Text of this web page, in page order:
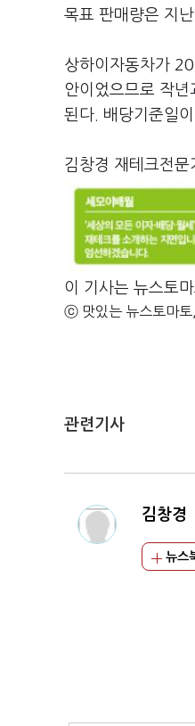
목표 판매량은 지
상하이자동차가
안이었으므로 작
된다. 배당기준일
김창경 재테크전
이 기사는 뉴스토
ⓒ 맛있는 뉴스토마토
관련기사
김창경
뉴스